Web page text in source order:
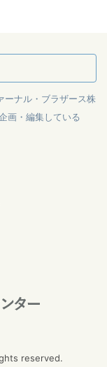
ーナル・ブラザース株
画・編集している
reserved.